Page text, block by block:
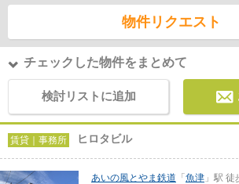
物件リクエスト
チェックした物件をまとめて
検討リストに追加
賃貸｜事務所 ヒロタビル
あいの風とやま鉄道 「 魚津 」駅